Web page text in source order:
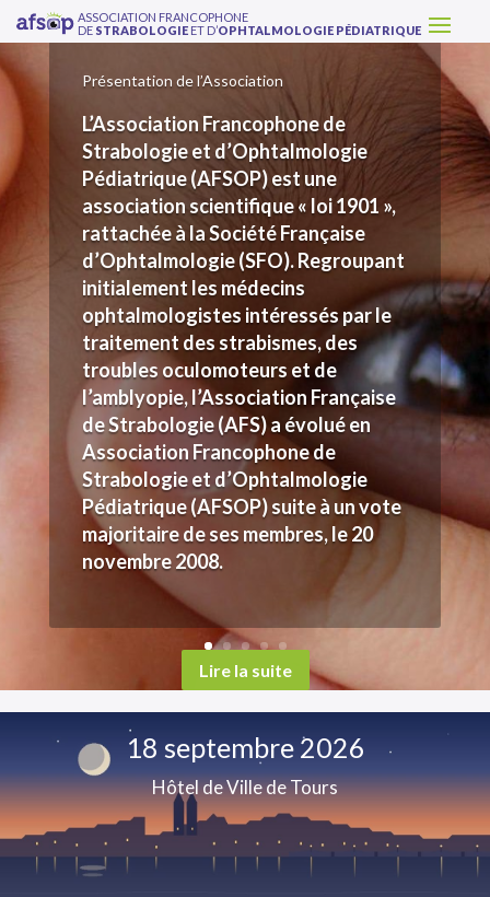
ASSOCIATION FRANCOPHONE
DE STRABOLOGIE ET D’OPHTALMOLOGIE PÉDIATRIQUE
Présentation de l’Association
L’Association Francophone de
Strabologie et d’Ophtalmologie
Pédiatrique (AFSOP) est une
association scientifique « loi 1901 »,
rattachée à la Société Française
d’Ophtalmologie (SFO). Regroupant
initialement les médecins
ophtalmologistes intéressés par le
traitement des strabismes, des
troubles oculomoteurs et de
l’amblyopie, l’Association Française
de Strabologie (AFS) a évolué en
Association Francophone de
Strabologie et d’Ophtalmologie
Pédiatrique (AFSOP) suite à un vote
majoritaire de ses membres, le 20
novembre 2008.
Lire la suite
18 septembre 2026
Hôtel de Ville de Tours